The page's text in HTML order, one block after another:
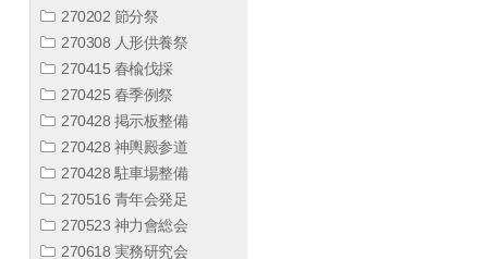
270202 節分祭
270308 人形供養祭
270415 春楡伐採
270425 春季例祭
270428 掲示板整備
270428 神輿殿参道
270428 駐車場整備
270516 青年会発足
270523 神力會総会
270618 実務研究会